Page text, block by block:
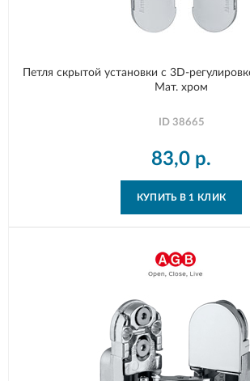
Петля скрытой установки с 3D-
Мат. хром
ID 38665
83,0 р.
КУПИТЬ В 1 КЛИК